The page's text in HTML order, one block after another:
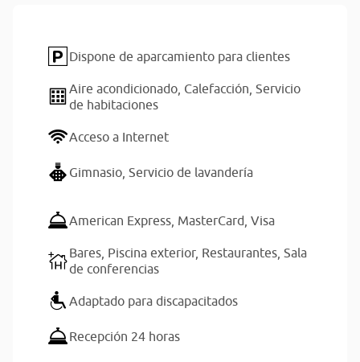
Dispone de aparcamiento para clientes
Aire acondicionado, Calefacción, Servicio
de habitaciones
Acceso a Internet
Gimnasio, Servicio de lavandería
American Express, MasterCard, Visa
Bares, Piscina exterior, Restaurantes, Sala
de conferencias
Adaptado para discapacitados
Recepción 24 horas